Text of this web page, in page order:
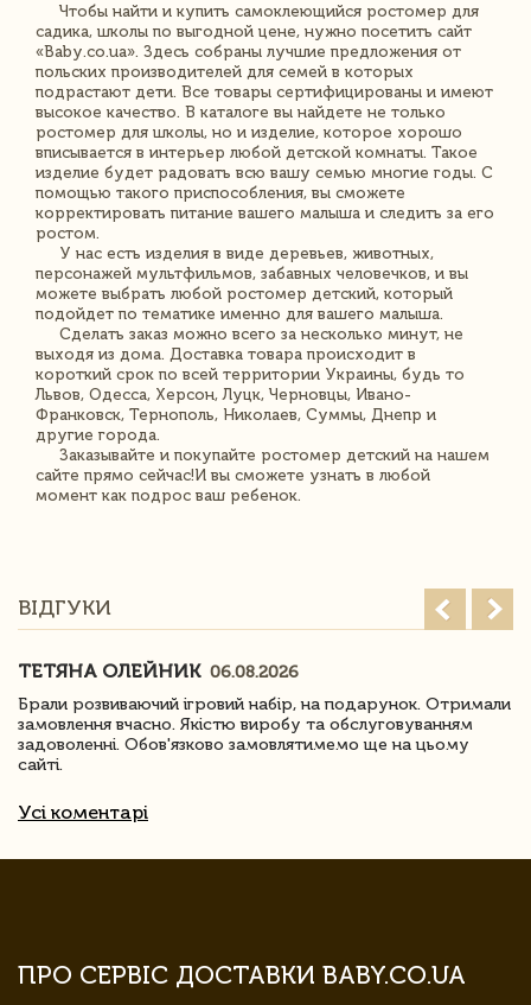
Чтобы найти и купить самоклеющийся ростомер для
садика, школы по выгодной цене, нужно посетить сайт
«Baby.co.ua». Здесь собраны лучшие предложения от
польских производителей для семей в которых
подрастают дети. Все товары сертифицированы и имеют
высокое качество. В каталоге вы найдете не только
ростомер для школы, но и изделие, которое хорошо
вписывается в интерьер любой детской комнаты. Такое
изделие будет радовать всю вашу семью многие годы. С
помощью такого приспособления, вы сможете
корректировать питание вашего малыша и следить за его
ростом.
У нас есть изделия в виде деревьев, животных,
персонажей мультфильмов, забавных человечков, и вы
можете выбрать любой ростомер детский, который
подойдет по тематике именно для вашего малыша.
Сделать заказ можно всего за несколько минут, не
выходя из дома. Доставка товара происходит в
короткий срок по всей территории Украины, будь то
Львов, Одесса, Херсон, Луцк, Черновцы, Ивано-
Франковск, Тернополь, Николаев, Суммы, Днепр и
другие города.
Заказывайте и покупайте ростомер детский на нашем
сайте прямо сейчас!И вы сможете узнать в любой
момент как подрос ваш ребенок.
ВІДГУКИ
ТЕТЯНА ОЛЕЙНИК 06.08.2026
Брали розвиваючий ігровий набір, на подарунок. Отримали
замовлення вчасно. Якістю виробу та обслуговуванням
задоволенні. Обов'язково замовлятимемо ще на цьому
сайті.
Усі коментарі
ПРО СЕРВІС ДОСТАВКИ BABY.CO.UA